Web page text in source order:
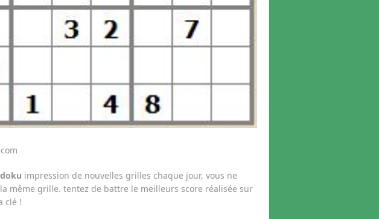
impression de nouvelles grilles chaque jour, vous ne
même grille. tentez de battre le meilleurs score réalisée sur
clé !